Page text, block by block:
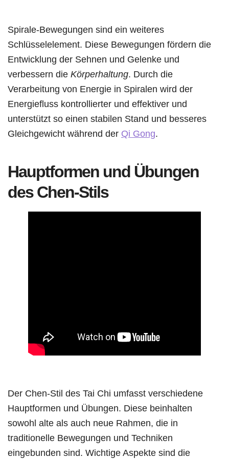
Spirale-Bewegungen sind ein weiteres
Schlüsselelement. Diese Bewegungen fördern die
Entwicklung der Sehnen und Gelenke und
verbessern die Körperhaltung. Durch die
Verarbeitung von Energie in Spiralen wird der
Energiefluss kontrollierter und effektiver und
unterstützt so einen stabilen Stand und besseres
Gleichgewicht während der Qi Gong.
Hauptformen und Übungen
des Chen-Stils
Der Chen-Stil des Tai Chi umfasst verschiedene
Hauptformen und Übungen. Diese beinhalten
sowohl alte als auch neue Rahmen, die in
traditionelle Bewegungen und Techniken
eingebunden sind. Wichtige Aspekte sind die